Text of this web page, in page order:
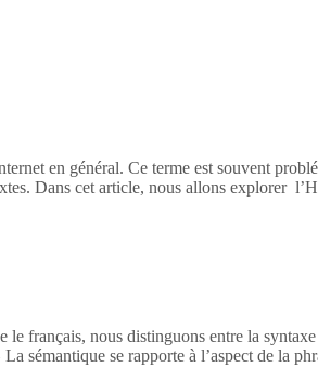
en général. Ce terme est souvent
Dans cet article, nous allons explorer
le français, nous distinguons entre la
La sémantique se rapporte à l’aspect de la